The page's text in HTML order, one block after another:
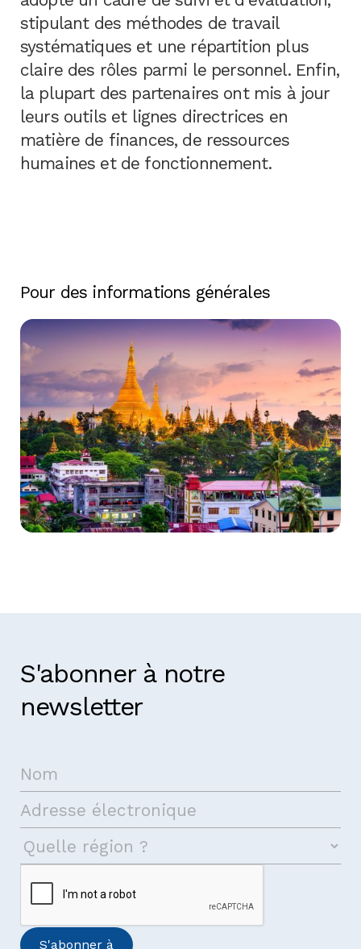
stipulant des méthodes de travail
systématiques et une répartition plus
claire des rôles parmi le personnel. Enfin,
la plupart des partenaires ont mis à jour
leurs outils et lignes directrices en
matière de finances, de ressources
humaines et de fonctionnement.
Pour des informations générales
Prenez contact avec nous
S'abonner à notre
newsletter